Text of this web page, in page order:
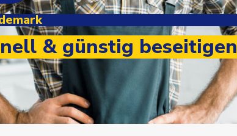
& günstig beseitigen